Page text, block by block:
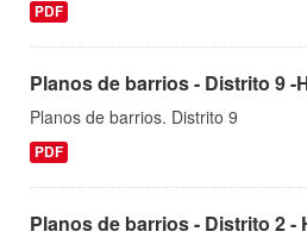
PDF
Planos de barrios - Distrito 9 -
Planos de barrios. Distrito 9
PDF
Planos de barrios - Distrito 2 -